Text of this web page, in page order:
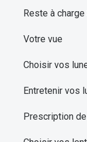
Reste à charge
Votre vue
Choisir vos
Entretenir vos
Prescription